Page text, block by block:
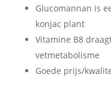
Glucomannan is
konjac plant
Vitamine B8
vetmetabolisme
Goede prijs/